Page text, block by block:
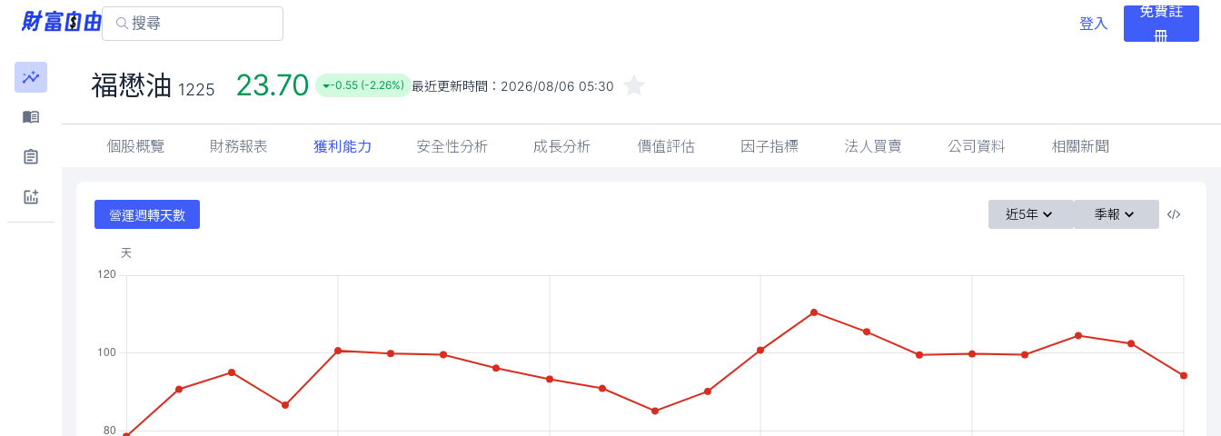
登入
免費註
冊
福懋油 1225 23.70 -0.55 (-2.26%) 最近更新時間： 2026/08/06 05:30
個股概覽 財務報表 獲利能力 安全性分析 成長分析 價值評估 因子指標 法人買賣 公司資料 相關新聞
營運週轉天數 近5年 季報